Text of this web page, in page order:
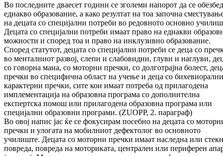
Во последните дваесет години се зголеми напорот да се
еднакво образование, а како резултат на тоа започна
на децата со специјални потреби во редовното основно
Децата со специјални потреби имаат право на еднакви
можности и според тоа и право на инклузивно образование.
Според статутот, децата со специјални потреби се деца со
во менталниот развој, слепи и слабовидни, глуви и наглуви,
со говорна мана, со моторни пречки, со долготрајна болест,
пречки во специфична област на учење и деца со
карактерни пречки, сите кои имаат потреба од прилагодена
имплементација на образовна програма со дополнителна
експертска помош или прилагодена образовна програма или
специјални образовни програми. (ZUOPP, 2. параграф)
Во овој напис јас ќе се фокусирам посебно на децата со
пречки и улогата на мобилниот дефектолог во основното
училиште. Децата со моторни пречки имаат наследна или
повреда, повреда на моториката, централен или периферен